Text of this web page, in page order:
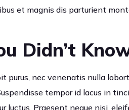
et magnis dis parturient
Didn’t
purus, nec venenatis nulla
tempor id lacus in
luctus. Praesent neque nisi,